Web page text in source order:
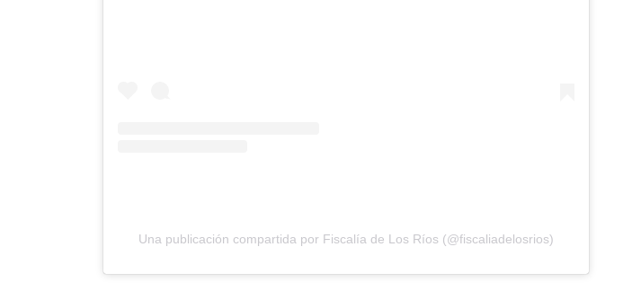
Una publicación compartida por Fiscalía de Los Ríos (@fiscaliadelosrios)